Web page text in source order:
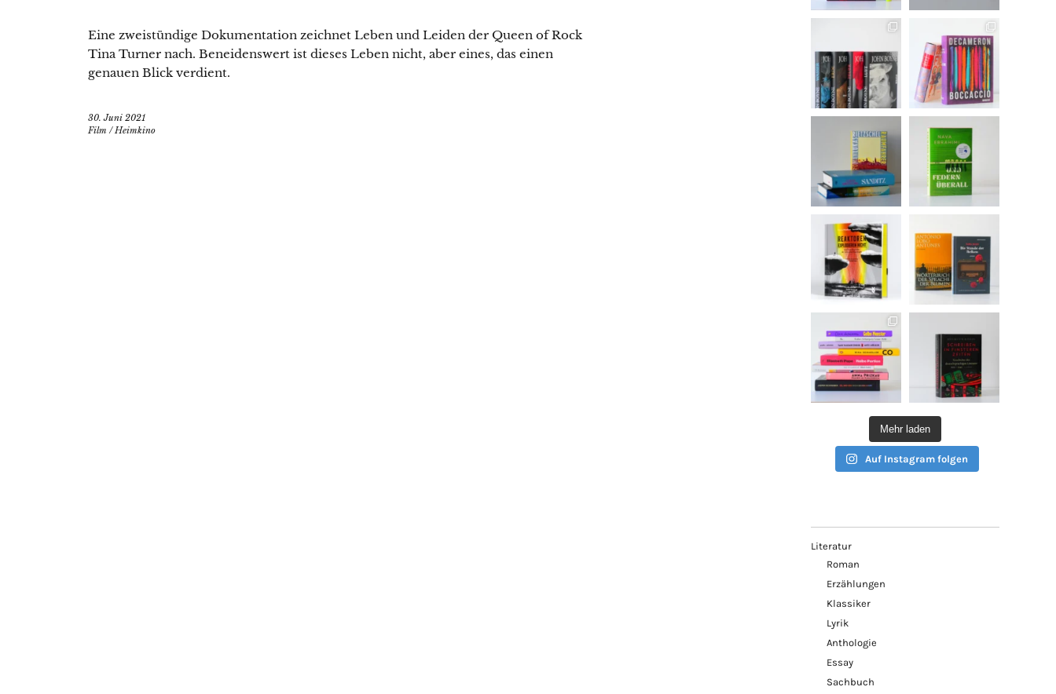
Eine zweistündige Dokumentation zeichnet Leben und Leiden der Queen of Rock
Tina Turner nach. Beneidenswert ist dieses Leben nicht, aber eines, das einen
genauen Blick verdient.
30. Juni 2021
Film /Heimkino
Mehr laden
Auf Instagram folgen
Literatur
Roman
Erzählungen
Klassiker
Lyrik
Anthologie
Essay
Sachbuch